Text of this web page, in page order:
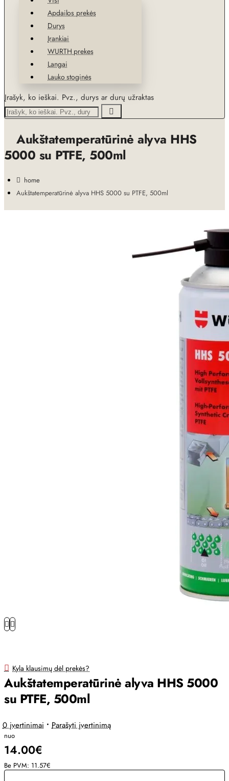
Apdailos prekės
Durys
Įrankiai
WURTH prekes
Langai
Lauko stoginės
Įrašyk, ko ieškai. Pvz., durys ar durų užraktas
Aukštatemperatūrinė alyva HHS
5000 su PTFE, 500ml
home
Aukštatemperatūrinė alyva HHS 5000 su PTFE, 500ml
Kyla klausimų dėl prekės?
Aukštatemperatūrinė alyva HHS 5000
su PTFE, 500ml
0 įvertinimai • Parašyti įvertinimą
nuo
14.00€
Be PVM: 11.57€